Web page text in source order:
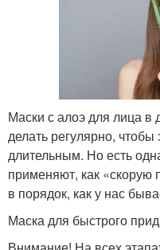
Маски с алоэ для лица
делать регулярно,
длительным. Но есть
применяют, как «скорую
в порядок, как у нас
Маска для быстрого